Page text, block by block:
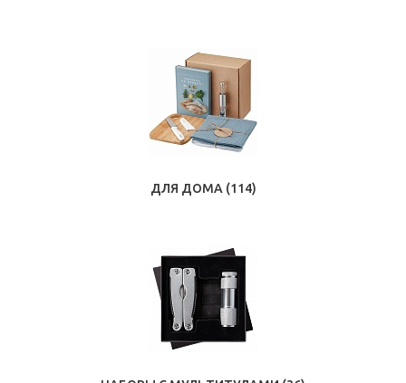
ДЛЯ ДОМА (114)